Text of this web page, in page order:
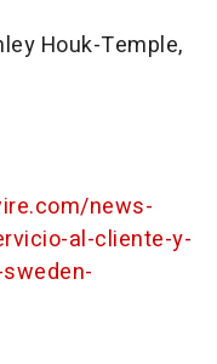
Houk-Temple,
news-
al-cliente-y-